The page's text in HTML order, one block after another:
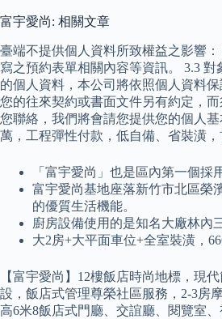
富宇愛尚: 相關文章
臺端不提供個人資料所致權益之影響
寫之預約表單相關內容等資訊。 3.3
的個人資料，本公司將依照個人資料
您的往來契約或書面文件另有約定，
您聯絡，我們將會請您提供您的個人
萬，工程彈性付款，低自備、省裝潢
「富宇愛尚」也是區內第一個
富宇愛尚基地座落新竹市北區榮
的優質生活機能。
廚房設備使用的是知名大廠林內
大2房+大平面車位+全室裝潢，
【富宇愛尚】12樓飯店時尚地標，現
設，飯店式管理尊榮社區服務，2-3房
高6米8飯店式門廳、交誼廳、閱覽室